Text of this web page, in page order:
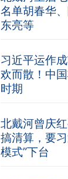
名单胡春华
东亮等
习近平运作
欢而散！中
时期
北戴河曾庆
搞清算，要
模式”下台